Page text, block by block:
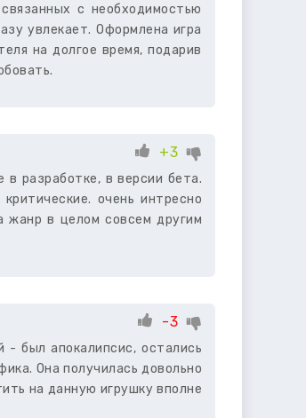
с необходимостью
увлекает. Оформлена игра
на долгое время, подарив
в разработке, в версии бета.
очень интресно
жанр в целом совсем другим
+3
- был апокалипсис, остались
Она получилась довольно
на данную игрушку вполне
-3